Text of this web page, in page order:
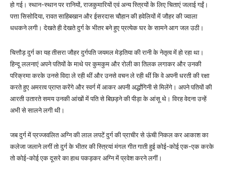
हो गई। स्थान-स्थान पर रानियों, राजकुमारियों एवं अन्य स्त्रियों के लिए चिताएं जलाई गईं।
पत्ता सिसोदिया, रावत साहिबखान और ईसरदास चौहान की हवेलियों में जौहर की ज्वाला
धधकने लगी। देखते ही देखते दुर्ग के भीतर बने हुए प्रत्येक घर के सामने आग जल उठी।
चित्तौड़ दुर्ग का यह तीसरा जौहर दुर्गपति जयमल मेड़तिया की रानी के नेतृत्व में हो रहा था।
हिन्दू ललनाएं अपने पतियों के माथे पर कुमकुम और रोली का तिलक लगाकर और उनकी
परिक्रमा करके उनसे विदा ले रही थीं और उनसे वचन ले रही थीं कि वे अपनी धरती की रक्षा
करते हुए अमरत्व प्राप्त करेंगे और स्वर्ग में आकर अपनी अर्द्धांगिनी से मिलेंगे। अपने पतियों की
आरती उतारते समय उनकी आंखों में पति से बिछड़ने की पीड़ा के आंसू थे। विरह वेदना उन्हें
अभी से सालने लगी थी।
जब दुर्ग में प्रज्जवलित अग्नि की लाल लपटें दुर्ग की प्राचीर से ऊंची निकल कर आकाश का
कलेजा जलाने लगीं तो दुर्ग के भीतर की स्त्रियां मंगल गीत गाती हुई कोई-कोई एक-एक करके
तो कोई-कोई एक दूसरे का हाथ पकड़कर अग्नि में प्रवेश करने लगीं।